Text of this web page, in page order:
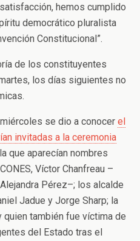
hemos cumplido
democrático pluralista
Constitucional”.
de los constituyentes
los días siguientes no
se dio a conocer el
invitadas a la ceremonia
que aparecían nombres
Víctor Chanfreau –
Pérez–; los alcalde
Jadue y Jorge Sharp; la
quien también fue víctima de
del Estado tras el